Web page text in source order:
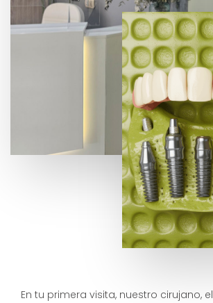
En tu primera visita, nuestro cirujano, el